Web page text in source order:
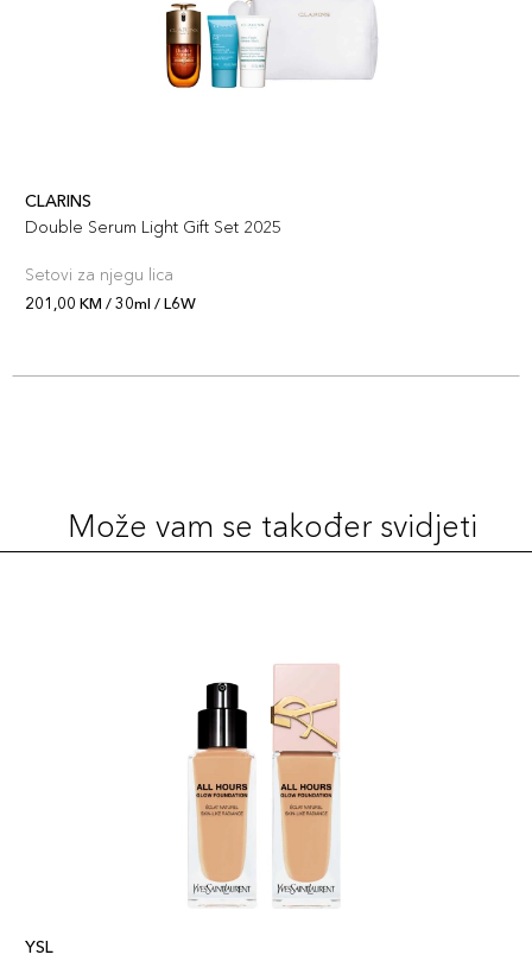
CLARINS
Double Serum Light Gift Set 2025
Setovi za njegu lica
201,00 KM / 30ml / L6W
Može vam se također svidjeti
YSL